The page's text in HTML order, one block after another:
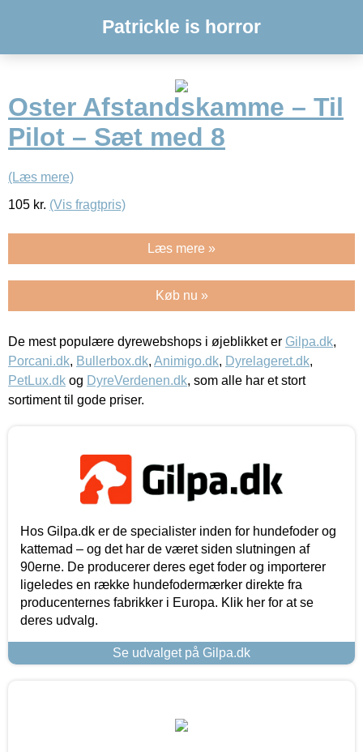
Patrickle is horror
Oster Afstandskamme – Til
Pilot – Sæt med 8
(Læs mere)
105 kr. (Vis fragtpris)
Læs mere »
Køb nu »
De mest populære dyrewebshops i øjeblikket er Gilpa.dk,
Porcani.dk, Bullerbox.dk, Animigo.dk, Dyrelageret.dk,
PetLux.dk og DyreVerdenen.dk, som alle har et stort
sortiment til gode priser.
Hos Gilpa.dk er de specialister inden for hundefoder og
kattemad – og det har de været siden slutningen af
90erne. De producerer deres eget foder og importerer
ligeledes en række hundefodermærker direkte fra
producenternes fabrikker i Europa. Klik her for at se
deres udvalg.
Se udvalget på Gilpa.dk